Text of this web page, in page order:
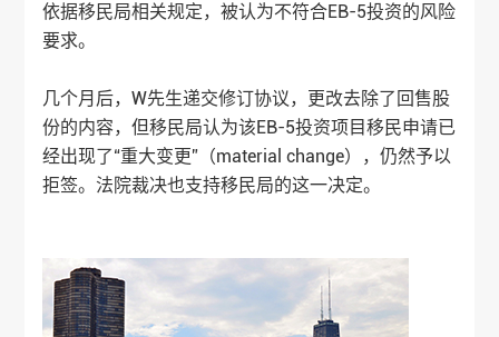
依据移民局相关规定，被认为不符合EB-5投资的风险
要求。
几个月后，W先生递交修订协议，更改去除了回售股
份的内容，但移民局认为该EB-5投资项目移民申请已
经出现了“重大变更”（material change），仍然予以
拒签。法院裁决也支持移民局的这一决定。